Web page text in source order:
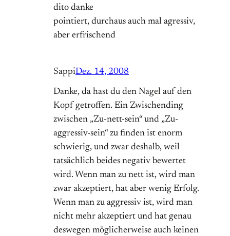
dito danke
pointiert, durchaus auch mal agressiv,
aber erfrischend
SappiDez. 14, 2008
Danke, da hast du den Nagel auf den
Kopf getroffen. Ein Zwischending
zwischen „Zu-nett-sein“ und „Zu-
aggressiv-sein“ zu finden ist enorm
schwierig, und zwar deshalb, weil
tatsächlich beides negativ bewertet
wird. Wenn man zu nett ist, wird man
zwar akzeptiert, hat aber wenig Erfolg.
Wenn man zu aggressiv ist, wird man
nicht mehr akzeptiert und hat genau
deswegen möglicherweise auch keinen